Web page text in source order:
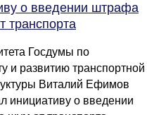
о введении штрафа
транспорта
Госдумы по
и развитию транспортной
Виталий Ефимов
инициативу о введении